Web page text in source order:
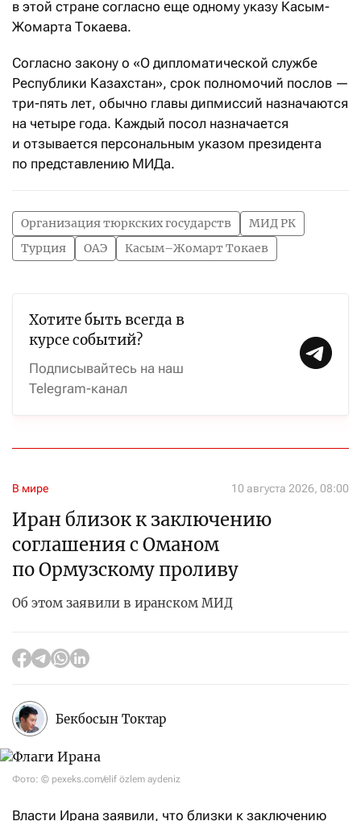
в этой стране согласно еще одному указу Касым-
Жомарта Токаева.
Согласно закону о «О дипломатической службе
Республики Казахстан», срок полномочий послов —
три-пять лет, обычно главы дипмиссий назначаются
на четыре года. Каждый посол назначается
и отзывается персональным указом президента
по представлению МИДа.
Организация тюркских государств
МИД РК
Турция
ОАЭ Касым–Жомарт Токаев
Хотите быть всегда в
курсе событий?
Подписывайтесь на наш
Telegram-канал
В мире 10 августа 2026, 08:00
Иран близок к заключению
соглашения с Оманом
по Ормузскому проливу
Об этом заявили в иранском МИД
Бекбосын Токтар
Фото: © pexeks.com/elif özlem aydeniz
Власти Ирана заявили, что близки к заключению